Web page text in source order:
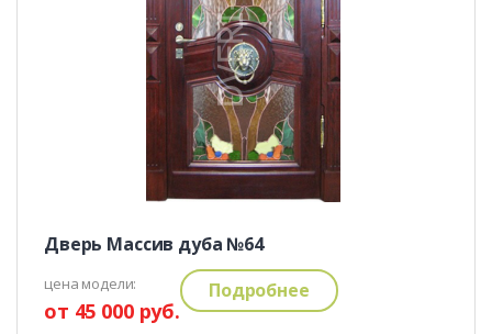
Дверь Массив дуба №64
цена модели:
от 45 000 руб.
Подробнее